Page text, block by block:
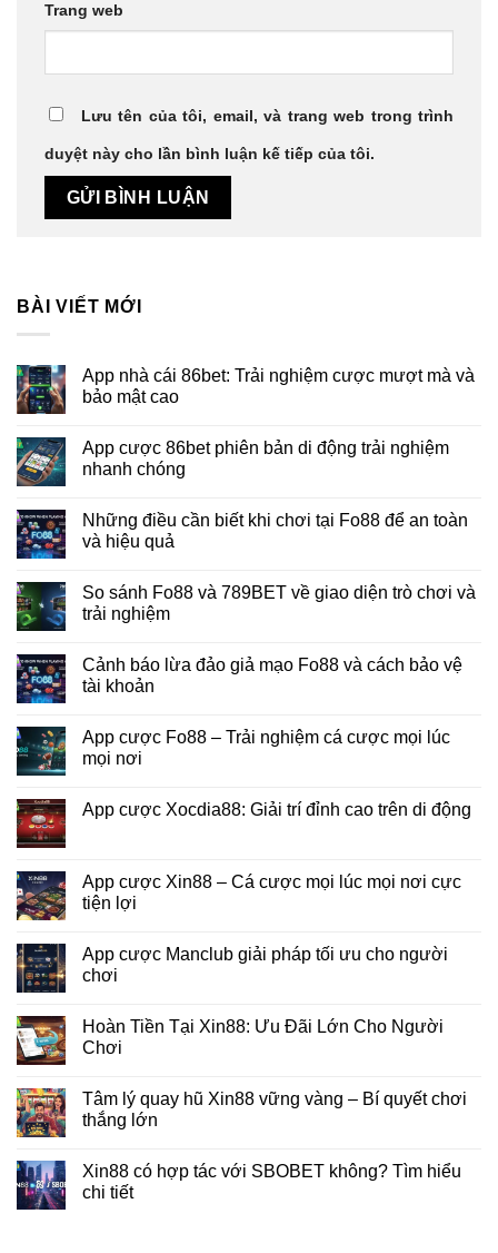
Trang web
Lưu tên của tôi, email, và trang web trong trình
duyệt này cho lần bình luận kế tiếp của tôi.
BÀI VIẾT MỚI
App nhà cái 86bet: Trải nghiệm cược mượt mà và
bảo mật cao
App cược 86bet phiên bản di động trải nghiệm
nhanh chóng
Những điều cần biết khi chơi tại Fo88 để an toàn
và hiệu quả
So sánh Fo88 và 789BET về giao diện trò chơi và
trải nghiệm
Cảnh báo lừa đảo giả mạo Fo88 và cách bảo vệ
tài khoản
App cược Fo88 – Trải nghiệm cá cược mọi lúc
mọi nơi
App cược Xocdia88: Giải trí đỉnh cao trên di động
App cược Xin88 – Cá cược mọi lúc mọi nơi cực
tiện lợi
App cược Manclub giải pháp tối ưu cho người
chơi
Hoàn Tiền Tại Xin88: Ưu Đãi Lớn Cho Người
Chơi
Tâm lý quay hũ Xin88 vững vàng – Bí quyết chơi
thắng lớn
Xin88 có hợp tác với SBOBET không? Tìm hiểu
chi tiết